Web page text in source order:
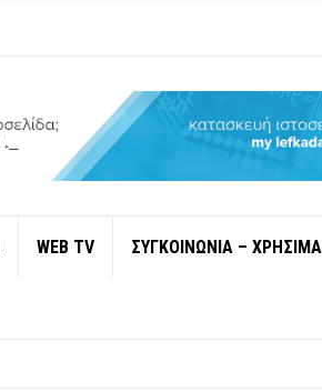
WEB TV ΣΥΓΚΟΙΝΩΝΙΑ – ΧΡΗΣΙΜΑ